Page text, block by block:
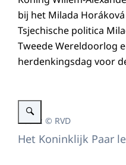
bij het Milada
Tsjechische politica
Tweede Wereldoorlog
herdenkingsdag voor
Vergroot afbeelding
Beeld: © RVD
Het Koninklijk Paar